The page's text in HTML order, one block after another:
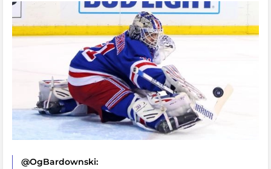
@OgBardownski: